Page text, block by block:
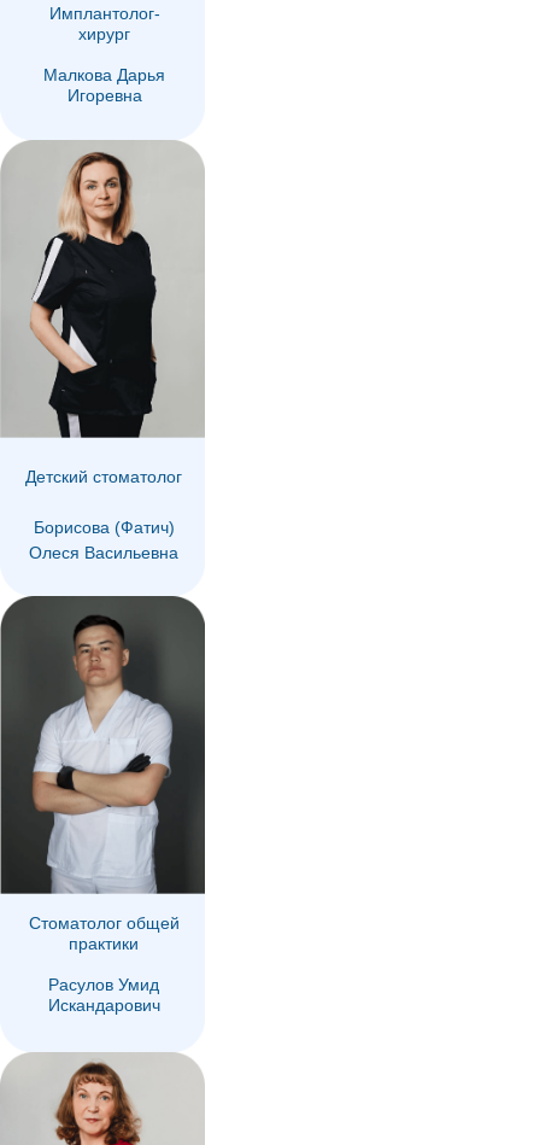
Имплантолог-
хирург
Малкова Дарья
Игоревна
Детский стоматолог
Борисова (Фатич)
Олеся Васильевна
Стоматолог общей
практики
Расулов Умид
Искандарович
Мы
находимся
Челюскинцев, 9
тел. 50-17-05
Возрождения, 86
тел. 8 (921) 135-40-
40